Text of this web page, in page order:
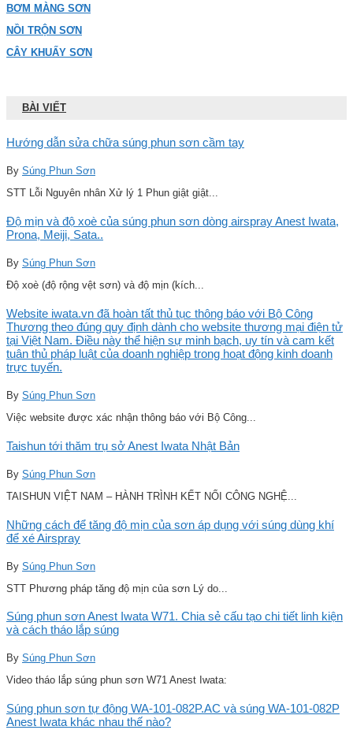
BƠM MÀNG SƠN
NỒI TRỘN SƠN
CÂY KHUẤY SƠN
BÀI VIẾT
Hướng dẫn sửa chữa súng phun sơn cầm tay
By Súng Phun Sơn
STT Lỗi Nguyên nhân Xử lý 1 Phun giật giật...
Độ mịn và độ xoè của súng phun sơn dòng airspray Anest Iwata,
Prona, Meiji, Sata..
By Súng Phun Sơn
Độ xoè (độ rộng vệt sơn) và độ mịn (kích...
Website iwata.vn đã hoàn tất thủ tục thông báo với Bộ Công
Thương theo đúng quy định dành cho website thương mại điện tử
tại Việt Nam. Điều này thể hiện sự minh bạch, uy tín và cam kết
tuân thủ pháp luật của doanh nghiệp trong hoạt động kinh doanh
trực tuyến.
By Súng Phun Sơn
Việc website được xác nhận thông báo với Bộ Công...
Taishun tới thăm trụ sở Anest Iwata Nhật Bản
By Súng Phun Sơn
TAISHUN VIỆT NAM – HÀNH TRÌNH KẾT NỐI CÔNG NGHỆ...
Những cách để tăng độ mịn của sơn áp dụng với súng dùng khí
để xé Airspray
By Súng Phun Sơn
STT Phương pháp tăng độ mịn của sơn Lý do...
Súng phun sơn Anest Iwata W71. Chia sẻ cấu tạo chi tiết linh kiện
và cách tháo lắp súng
By Súng Phun Sơn
Video tháo lắp súng phun sơn W71 Anest Iwata:
Súng phun sơn tự động WA-101-082P.AC và súng WA-101-082P
Anest Iwata khác nhau thế nào?